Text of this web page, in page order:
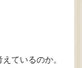
ているのか。